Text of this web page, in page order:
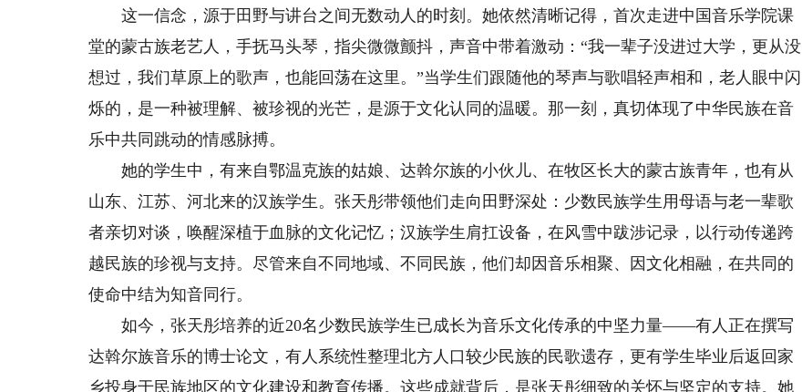
这一信念，源于田野与讲台之间无数动人的时刻。她依然清晰记得，首次走进中国音乐学院课
堂的蒙古族老艺人，手抚马头琴，指尖微微颤抖，声音中带着激动：“我一辈子没进过大学，更从没
想过，我们草原上的歌声，也能回荡在这里。”当学生们跟随他的琴声与歌唱轻声相和，老人眼中闪
烁的，是一种被理解、被珍视的光芒，是源于文化认同的温暖。那一刻，真切体现了中华民族在音
乐中共同跳动的情感脉搏。
她的学生中，有来自鄂温克族的姑娘、达斡尔族的小伙儿、在牧区长大的蒙古族青年，也有从
山东、江苏、河北来的汉族学生。张天彤带领他们走向田野深处：少数民族学生用母语与老一辈歌
者亲切对谈，唤醒深植于血脉的文化记忆；汉族学生肩扛设备，在风雪中跋涉记录，以行动传递跨
越民族的珍视与支持。尽管来自不同地域、不同民族，他们却因音乐相聚、因文化相融，在共同的
使命中结为知音同行。
如今，张天彤培养的近20名少数民族学生已成长为音乐文化传承的中坚力量——有人正在撰写
达斡尔族音乐的博士论文，有人系统性整理北方人口较少民族的民歌遗存，更有学生毕业后返回家
乡投身于民族地区的文化建设和教育传播。这些成就背后，是张天彤细致的关怀与坚定的支持。她